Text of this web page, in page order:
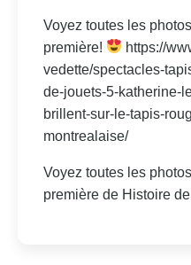
Voyez toutes les
première!
https://
vedette/spectacles-
de-jouets-5-katherine-
brillent-sur-le-tapis-
montrealaise/
Voyez toutes les
première de Histoire